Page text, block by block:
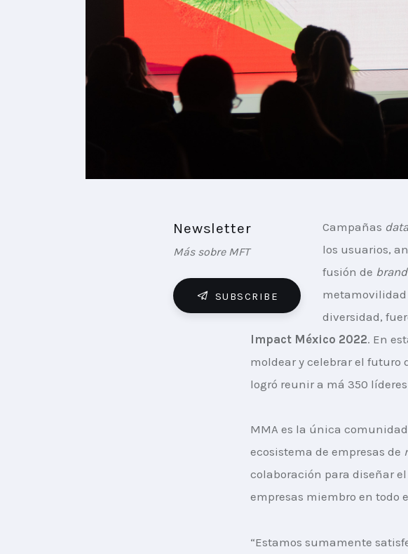
Newsletter
Más sobre MFT
SUBSCRIBE
Campañas
los usuarios,
fusión de
diversidad,
Impact México 2022. En
moldear y celebrar el futuro
logró reunir a má 350
MMA es la única
ecosistema de empresas de
colaboración para diseñar
empresas miembro en todo
“Estamos sumamente